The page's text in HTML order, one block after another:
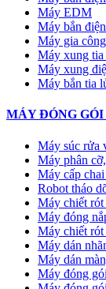
Máy EDM
Máy bắn
Máy gia
Máy xung
Máy xung
Máy bắn tia
MÁY ĐÓNG
Máy súc rửa
Máy phân
Máy cấp
Robot tháo
Máy chiết
Máy đóng
Máy chiết
Máy dán
Máy dán
Máy đóng